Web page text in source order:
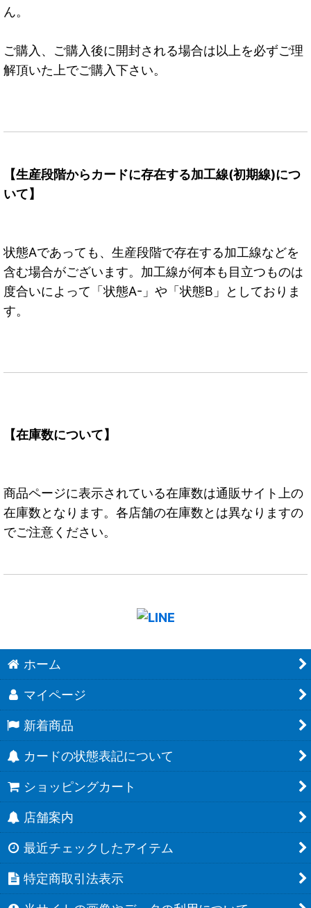
ん。
ご購入、ご購入後に開封される場合は以上を必ずご理
解頂いた上でご購入下さい。
【生産段階からカードに存在する加工線(初期線)につ
いて】
状態Aであっても、生産段階で存在する加工線などを
含む場合がございます。加工線が何本も目立つものは
度合いによって「状態A-」や「状態B」としておりま
す。
【在庫数について】
商品ページに表示されている在庫数は通販サイト上の
在庫数となります。各店舗の在庫数とは異なりますの
でご注意ください。
ホーム
マイページ
新着商品
カードの状態表記について
ショッピングカート
店舗案内
最近チェックしたアイテム
特定商取引法表示